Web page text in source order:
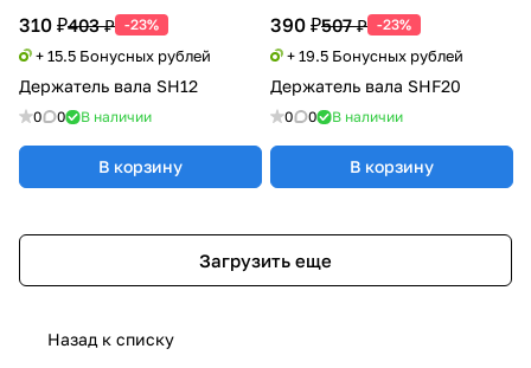
310 ₽403 ₽ -23%
+ 15.5 Бонусных рублей
Держатель вала SH12
0 0 В наличии
В корзину
390 ₽507 ₽ -23%
+ 19.5 Бонусных рублей
Держатель вала SHF20
0 0 В наличии
В корзину
Загрузить еще
Назад к списку